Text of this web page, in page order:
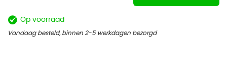
Op voorraad
Vandaag besteld, binnen 2-5 werkdagen bezorgd